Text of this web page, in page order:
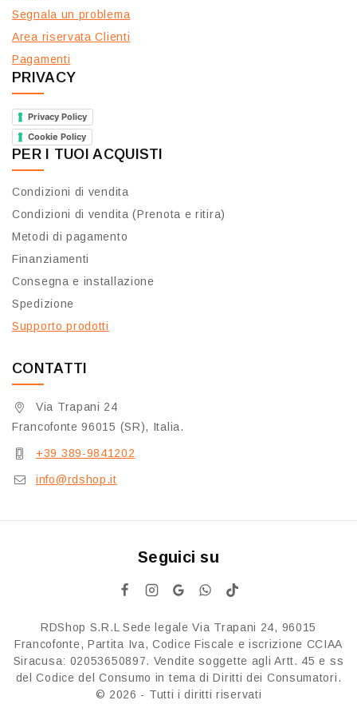
Segnala un problema
Area riservata Clienti
Pagamenti
PRIVACY
Privacy Policy
Cookie Policy
PER I TUOI ACQUISTI
Condizioni di vendita
Condizioni di vendita (Prenota e ritira)
Metodi di pagamento
Finanziamenti
Consegna e installazione
Spedizione
Supporto prodotti
CONTATTI
Via Trapani 24
Francofonte 96015 (SR), Italia.
+39 389-9841202
info@rdshop.it
Seguici su
RDShop S.R.L Sede legale Via Trapani 24, 96015
Francofonte, Partita Iva, Codice Fiscale e iscrizione CCIAA
Siracusa: 02053650897. Vendite soggette agli Artt. 45 e ss
del Codice del Consumo in tema di Diritti dei Consumatori.
© 2026 - Tutti i diritti riservati